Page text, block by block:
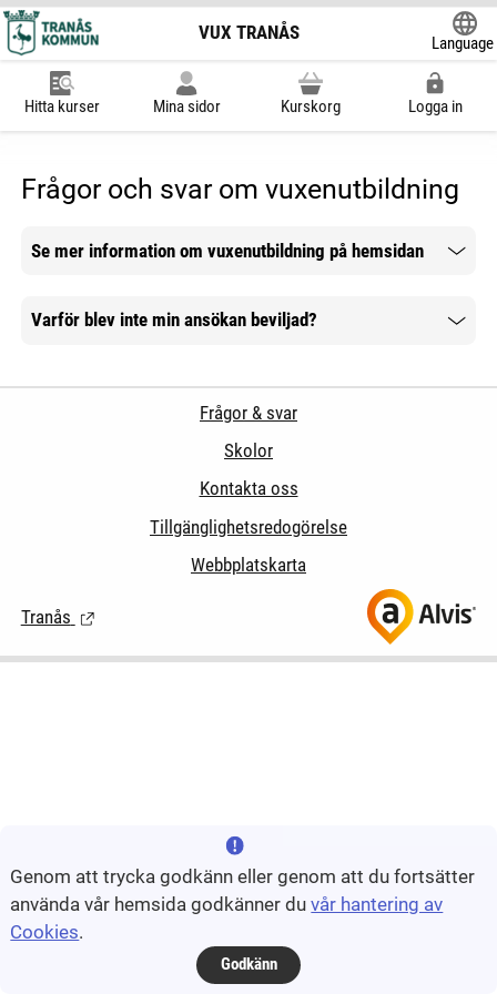
VUX TRANÅS
Language
Hitta kurser Mina sidor Kurskorg Logga in
Frågor och svar om vuxenutbildning
Se mer information om vuxenutbildning på hemsidan
Mer information
Varför blev inte min ansökan beviljad?
Frågor & svar
Skolor
Kontakta oss
Tillgänglighetsredogörelse
Webbplatskarta
Tranås (Länk till extern sida.)
Genom att trycka godkänn eller genom att du fortsätter
använda vår hemsida godkänner duvår hantering av
Cookies.
Godkänn